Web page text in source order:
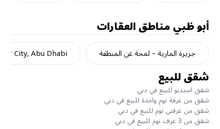
أبو ظبيمناطق العقارات
جزيرة المارية – لمحة عن المنطقة City, Abu Dhabi
شقق للبيع
شقق استديو للبيع في دبي
شقق من غرفة نوم واحدة للبيع في دبي
شقق من غرفتي نوم للبيع في دبي
شقق من 3 غرف نوم للبيع في دبي